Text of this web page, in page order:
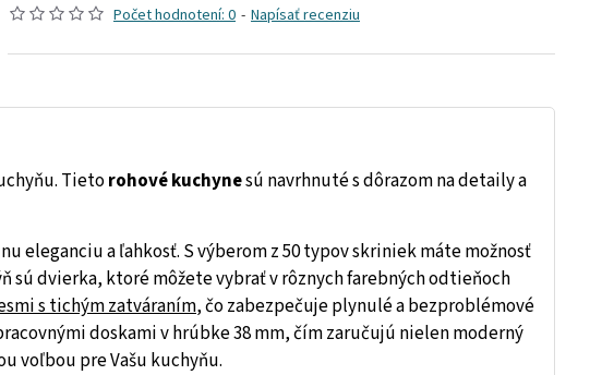
Počet hodnotení: 0 - Napísať recenziu
Tietorohové kuchynesú navrhnuté s dôrazom na detaily a
eleganciu a ľahkosť. S výberom z 50 typov skriniek máte možnosť
dvierka, ktoré môžete vybrať v rôznych farebných odtieňoch
s tichým zatváraním, čo zabezpečuje plynulé a bezproblémové
doskami v hrúbke 38 mm, čím zaručujú nielen moderný
voľbou pre Vašu kuchyňu.